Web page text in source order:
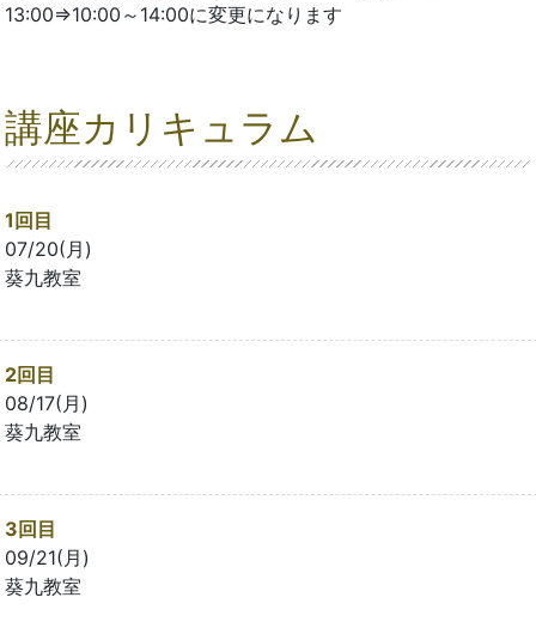
13:00⇒10:00～14:00に変更になります
講座カリキュラム
1回目
07/20(月)
葵九教室
2回目
08/17(月)
葵九教室
3回目
09/21(月)
葵九教室